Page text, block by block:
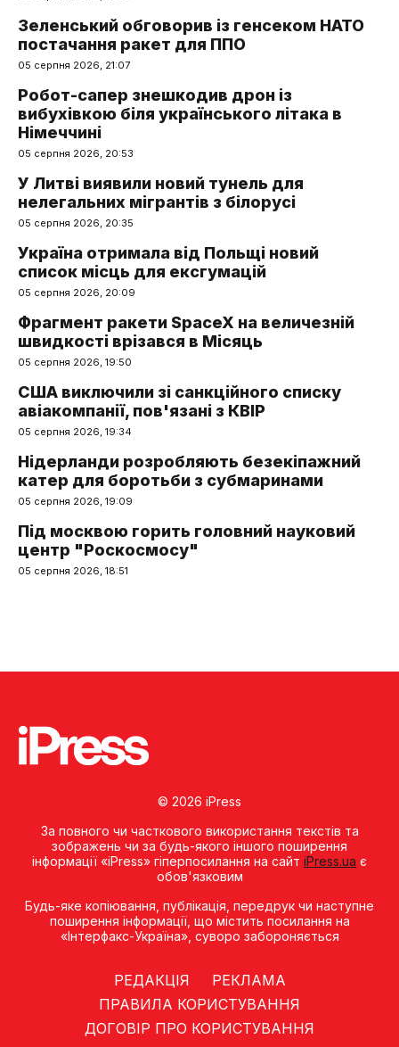
Зеленський обговорив із генсеком НАТО
постачання ракет для ППО
05 серпня 2026, 21:07
Робот-сапер знешкодив дрон із
вибухівкою біля українського літака в
Німеччині
05 серпня 2026, 20:53
У Литві виявили новий тунель для
нелегальних мігрантів з білорусі
05 серпня 2026, 20:35
Україна отримала від Польщі новий
список місць для ексгумацій
05 серпня 2026, 20:09
Фрагмент ракети SpaceX на величезній
швидкості врізався в Місяць
05 серпня 2026, 19:50
США виключили зі санкційного списку
авіакомпанії, пов'язані з КВІР
05 серпня 2026, 19:34
Нідерланди розробляють безекіпажний
катер для боротьби з субмаринами
05 серпня 2026, 19:09
Під москвою горить головний науковий
центр "Роскосмосу"
05 серпня 2026, 18:51
© 2026 iPress
За повного чи часткового використання текстів та
зображень чи за будь-якого іншого поширення
інформації «iPress» гіперпосилання на сайт iPress.ua є
обов'язковим
Будь-яке копiювання, публiкацiя, передрук чи наступне
поширення iнформацiї, що мiстить посилання на
«Iнтерфакс-Україна», суворо забороняється
РЕДАКЦІЯ
РЕКЛАМА
ПРАВИЛА КОРИСТУВАННЯ
ДОГОВІР ПРО КОРИСТУВАННЯ